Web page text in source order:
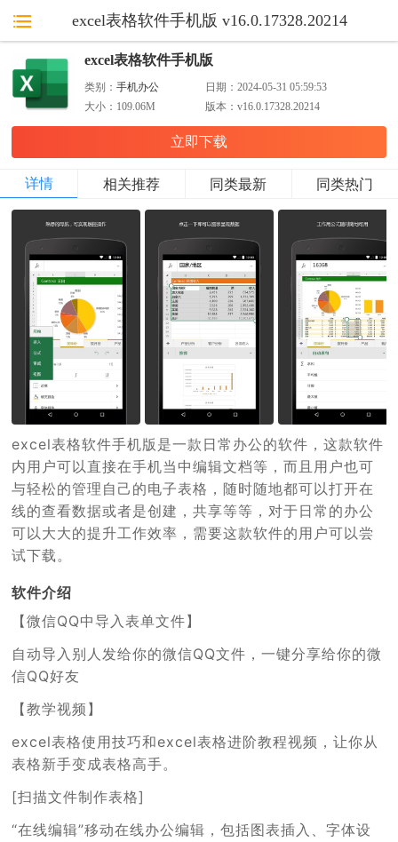
excel表格软件手机版 v16.0.17328.20214
excel表格软件手机版
类别：手机办公 日期：2024-05-31 05:59:53
大小： 109.06M 版本：v16.0.17328.20214
立即下载
详情 相关推荐 同类最新 同类热门
excel表格软件手机版是一款日常办公的软件，这款软件
内用户可以直接在手机当中编辑文档等，而且用户也可
与轻松的管理自己的电子表格，随时随地都可以打开在
线的查看数据或者是创建，共享等等，对于日常的办公
可以大大的提升工作效率，需要这款软件的用户可以尝
试下载。
软件介绍
【微信QQ中导入表单文件】
自动导入别人发给你的微信QQ文件，一键分享给你的微
信QQ好友
【教学视频】
excel表格使用技巧和excel表格进阶教程视频，让你从
表格新手变成表格高手。
[扫描文件制作表格]
“在线编辑”移动在线办公编辑，包括图表插入、字体设